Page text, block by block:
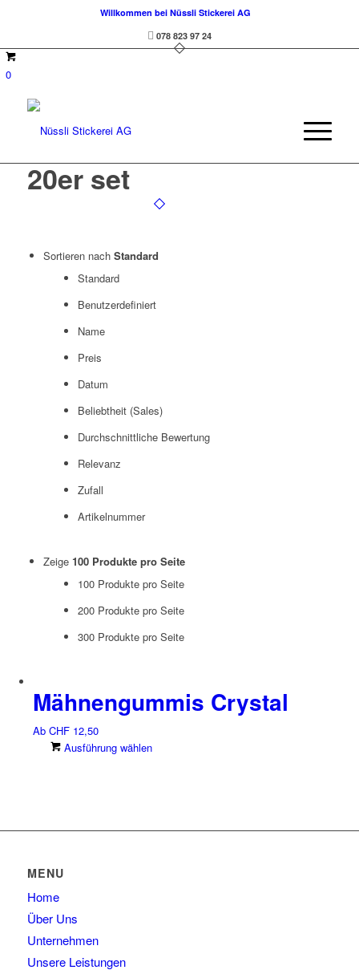
Willkommen bei Nüssli Stickerei AG
078 823 97 24
0
20er set
Sortieren nach Standard
Standard
Benutzerdefiniert
Name
Preis
Datum
Beliebtheit (Sales)
Durchschnittliche Bewertung
Relevanz
Zufall
Artikelnummer
Zeige 100 Produkte pro Seite
100 Produkte pro Seite
200 Produkte pro Seite
300 Produkte pro Seite
Mähnengummis Crystal
Ab CHF12,50
Ausführung wählen
auf.
MENU
Home
Über Uns
Unternehmen
Unsere Leistungen